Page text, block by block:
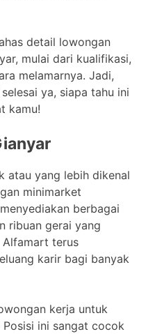
detail lowongan
mulai dari kualifikasi,
melamarnya. Jadi,
ya, siapa tahu ini
kamu!
atau yang lebih dikenal
minimarket
berbagai
ribuan gerai yang
Alfamart terus
karir bagi banyak
kerja untuk
ini sangat cocok